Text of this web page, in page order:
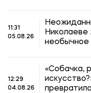
11:31
05.08.26
Николаеве
необычное
12:29
04.08.26
«Собачка,